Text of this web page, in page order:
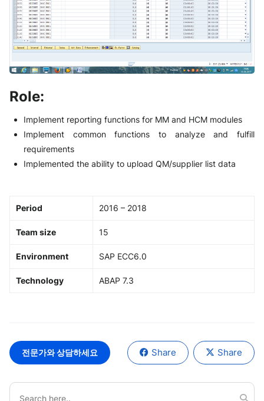
Role:
Implement reporting functions for MM and HCM modules
Implement common functions to analyze and fulfill
requirements
Implemented the ability to upload QM/supplier list data
Period 2016 – 2018
Team size 15
Environment SAP ECC6.0
Technology ABAP 7.3
전문가와 상담하세요 Share Share